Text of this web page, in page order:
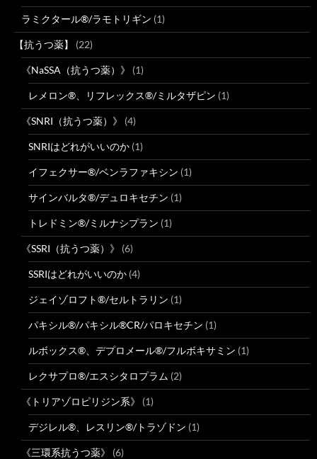
ラミクタール®/ラモトリギン (1)
【抗うつ薬】 (22)
《NaSSA（抗うつ薬）》 (1)
レメロン®、リフレックス®/ミルタザピン (1)
《SNRI（抗うつ薬）》 (4)
SNRIはどれがいいのか (1)
イフェクサー®/ベンラファキシン (1)
サインバルタ®/デュロキセチン (1)
トレドミン®/ミルナシプラン (1)
《SSRI（抗うつ薬）》 (6)
SSRIはどれがいいのか (4)
ジェイゾロフト®/セルトラリン (1)
パキシル®/パキシル®CR/パロキセチン (1)
ルボックス®、デプロメール®/フルボキサミン (1)
レクサプロ®/エスシタロプラム (2)
《トリアゾロピリジン系》 (1)
デジレル®、レスリン®/トラゾドン (1)
《三環系抗うつ薬》 (6)